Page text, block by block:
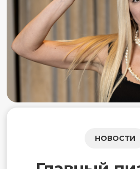
НОВОСТИ